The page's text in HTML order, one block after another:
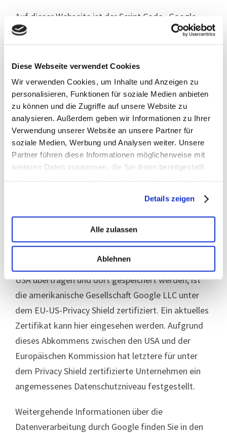
Diese Webseite verwendet Cookies
Wir verwenden Cookies, um Inhalte und Anzeigen zu
personalisieren, Funktionen für soziale Medien anbieten
zu können und die Zugriffe auf unsere Website zu
analysieren. Außerdem geben wir Informationen zu Ihrer
Verwendung unserer Website an unsere Partner für
soziale Medien, Werbung und Analysen weiter. Unsere
Partner führen diese Informationen möglicherweise mit
weiteren Daten zusammen, die Sie ihnen bereitgestellt
Details zeigen
Alle zulassen
Ablehnen
Auf dieser Webseite ist der Script Code „Google
Fonts“ eingebunden. Google Fonts ist ein Angebot
Recht eingetragenen und betriebenen Gesellschaft
mit Sitz in Gordon House, Barrow Street, Dublin 4,
Irland. (www.google.de). Dies dient der Wahrung
unserer im Rahmen einer Interessensabwägung
überwiegenden berechtigten Interessen an einer
einheitlichen Darstellung der Inhalte auf unserer
Webseite gemäß Art. 6 Abs. 1 lit. f) DSGVO.
dem von Ihnen verwendeten Browser und den
Google Kenntnis darüber, dass über Ihre IP-Adresse
unsere Webseite aufgerufen wurde.
Soweit Informationen auf Server von Google in den
USA übertragen und dort gespeichert werden, ist
die amerikanische Gesellschaft Google LLC unter
dem EU-US-Privacy Shield zertifiziert. Ein aktuelles
Zertifikat kann hier eingesehen werden. Aufgrund
dieses Abkommens zwischen den USA und der
Europäischen Kommission hat letztere für unter
dem Privacy Shield zertifizierte Unternehmen ein
angemessenes Datenschutzniveau festgestellt.
Weitergehende Informationen über die
Datenverarbeitung durch Google finden Sie in den